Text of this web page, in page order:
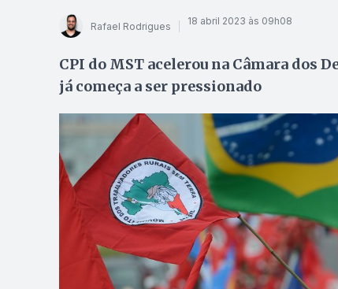
Rafael Rodrigues 18 abril 2023 às 09h08
CPI do MST acelerou na Câmara dos
já começa a ser pressionado